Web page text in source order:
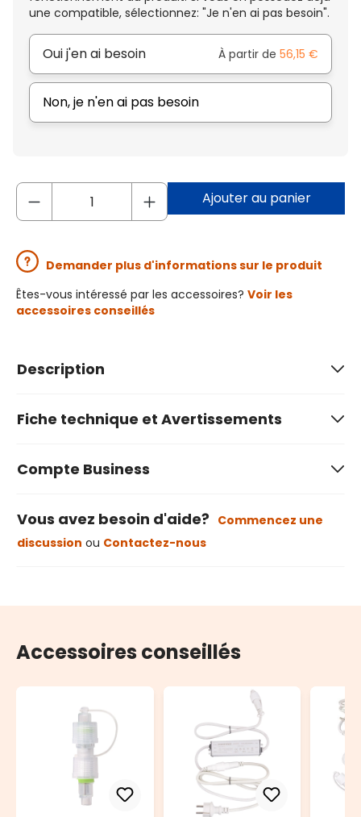
une compatible, sélectionnez: "Je n'en ai pas besoin".
Oui j'en ai besoin À partir de 56,15 €
Non, je n'en ai pas besoin
Ajouter au panier
Demander plus d'informations sur le produit
Êtes-vous intéressé par les accessoires? Voir les
accessoires conseillés
Description
Fiche technique et Avertissements
Compte Business
Vous avez besoin d'aide? Commencez une
discussion ou Contactez-nous
Accessoires conseillés